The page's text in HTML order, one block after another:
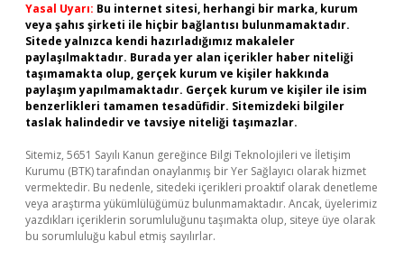
Yasal Uyarı: Bu internet sitesi, herhangi bir marka, kurum
veya şahıs şirketi ile hiçbir bağlantısı bulunmamaktadır.
Sitede yalnızca kendi hazırladığımız makaleler
paylaşılmaktadır. Burada yer alan içerikler haber niteliği
taşımamakta olup, gerçek kurum ve kişiler hakkında
paylaşım yapılmamaktadır. Gerçek kurum ve kişiler ile isim
benzerlikleri tamamen tesadüfidir. Sitemizdeki bilgiler
taslak halindedir ve tavsiye niteliği taşımazlar.
Sitemiz, 5651 Sayılı Kanun gereğince Bilgi Teknolojileri ve İletişim
Kurumu (BTK) tarafından onaylanmış bir Yer Sağlayıcı olarak hizmet
vermektedir. Bu nedenle, sitedeki içerikleri proaktif olarak denetleme
veya araştırma yükümlülüğümüz bulunmamaktadır. Ancak, üyelerimiz
yazdıkları içeriklerin sorumluluğunu taşımakta olup, siteye üye olarak
bu sorumluluğu kabul etmiş sayılırlar.